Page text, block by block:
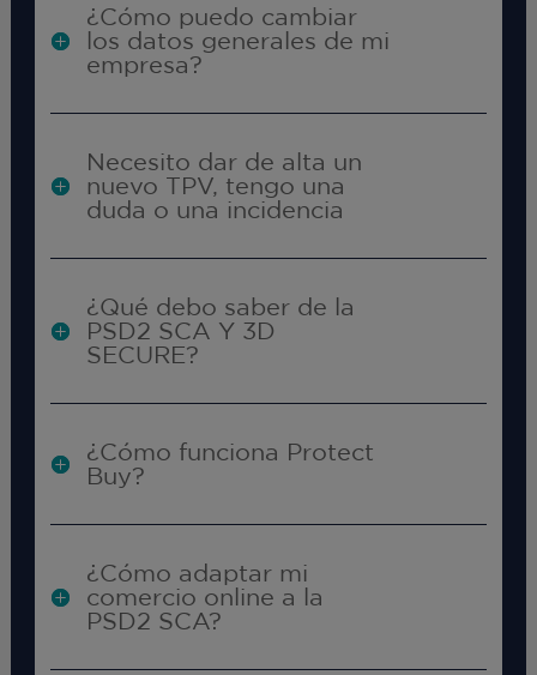
¿Cómo puedo cambiar
los datos generales de mi
empresa?
Necesito dar de alta un
nuevo TPV, tengo una
duda o una incidencia
¿Qué debo saber de la
PSD2 SCA Y 3D
SECURE?
¿Cómo funciona Protect
Buy?
¿Cómo adaptar mi
comercio online a la
PSD2 SCA?